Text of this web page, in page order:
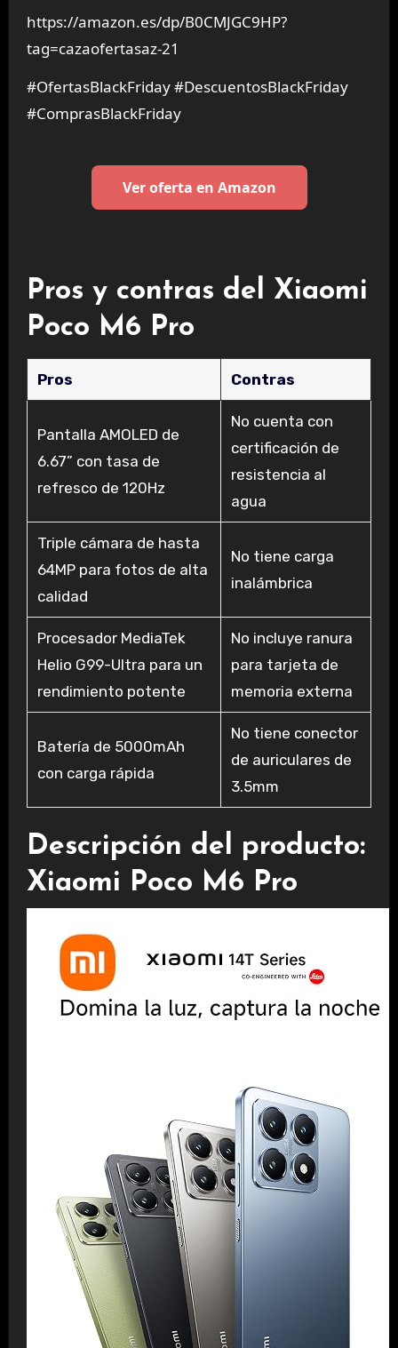
https://amazon.es/dp/B0CMJGC9HP?
tag=cazaofertasaz-21
#OfertasBlackFriday #DescuentosBlackFriday
#ComprasBlackFriday
Ver oferta en Amazon
Pros y contras del Xiaomi
Poco M6 Pro
Pros Contras
Pantalla AMOLED de
6.67” con tasa de
refresco de 120Hz
No cuenta con
certificación de
resistencia al
agua
Triple cámara de hasta
64MP para fotos de alta
calidad
No tiene carga
inalámbrica
Procesador MediaTek
Helio G99-Ultra para un
rendimiento potente
No incluye ranura
para tarjeta de
memoria externa
Batería de 5000mAh
con carga rápida
No tiene conector
de auriculares de
3.5mm
Descripción del producto:
Xiaomi Poco M6 Pro